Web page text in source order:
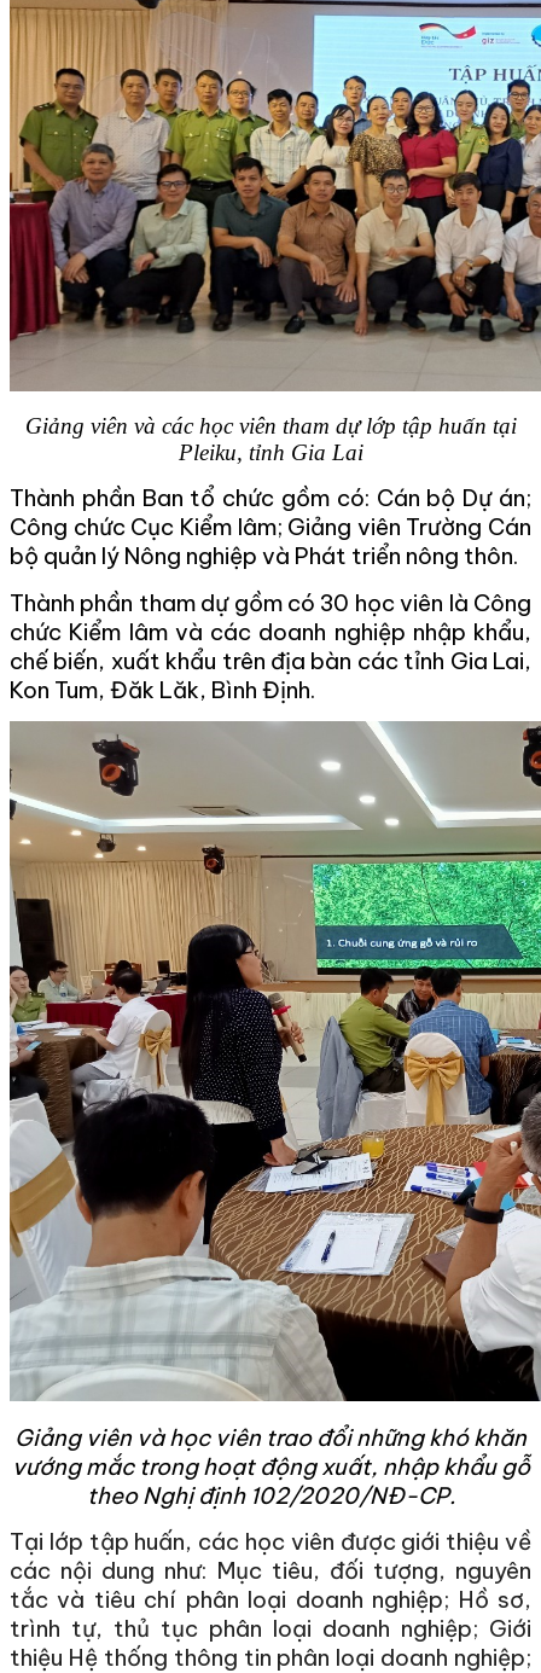
Giảng viên và các học viên tham dự lớp tập huấn tại
Pleiku, tỉnh Gia Lai
Thành phần Ban tổ chức gồm có: Cán bộ Dự án;
Công chức Cục Kiểm lâm; Giảng viên Trường Cán
bộ quản lý Nông nghiệp và Phát triển nông thôn.
Thành phần tham dự gồm có 30 học viên là Công
chức Kiểm lâm và các doanh nghiệp nhập khẩu,
chế biến, xuất khẩu trên địa bàn các tỉnh Gia Lai,
Kon Tum, Đăk Lăk, Bình Định.
Giảng viên và học viên trao đổi những khó khăn
vướng mắc trong hoạt động xuất, nhập khẩu gỗ
theo Nghị định 102/2020/NĐ-CP.
Tại lớp tập huấn, các học viên được giới thiệu về
các nội dung như: Mục tiêu, đối tượng, nguyên
tắc và tiêu chí phân loại doanh nghiệp; Hồ sơ,
trình tự, thủ tục phân loại doanh nghiệp; Giới
thiệu Hệ thống thông tin phân loại doanh nghiệp;